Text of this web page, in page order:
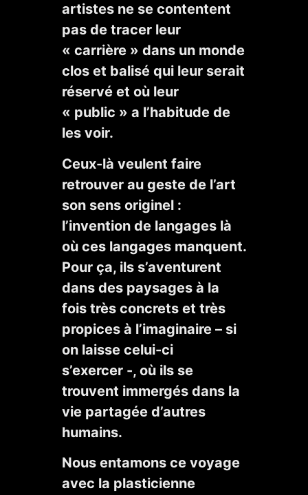
artistes ne se contentent
pas de tracer leur
« carrière » dans un monde
clos et balisé qui leur serait
réservé et où leur
« public » a l’habitude de
les voir.
Ceux-là veulent faire
retrouver au geste de l’art
son sens originel :
l’invention de langages là
où ces langages manquent.
Pour ça, ils s’aventurent
dans des paysages à la
fois très concrets et très
propices à l’imaginaire – si
on laisse celui-ci
s’exercer -, où ils se
trouvent immergés dans la
vie partagée d’autres
humains.
Nous entamons ce voyage
avec la plasticienne